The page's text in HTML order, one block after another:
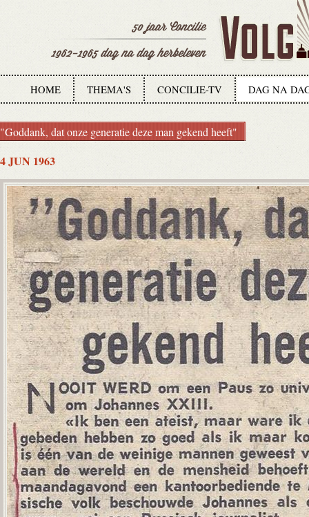
HOME THEMA'S CONCILIE-TV DAG NA
"Goddank, dat onze generatie deze man gekend heeft"
4 JUN 1963